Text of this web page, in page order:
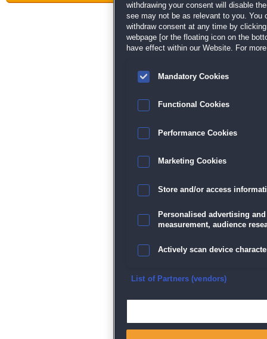
Datenschutz| AGB|Impressum
withdrawing your consent will disable
see may not be as relevant to you. You
withdraw consent at any time by
webpage [or the floating icon on the
have effect within our Website. For
Mandatory Cookies
Functional Cookies
Performance Cookies
Marketing Cookies
Store and/or access
Personalised advertising
measurement, audience
Actively scan device
Ensure security, prevent
List of Partners (vendors)